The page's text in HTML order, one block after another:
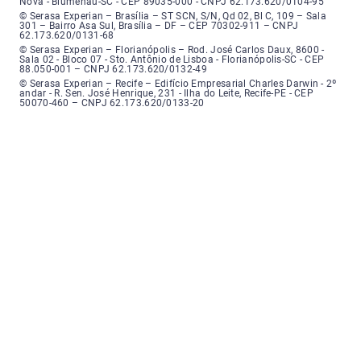
Serasa Experian - Brasília, Endereço: Setor Comercial Norte, sem
© Serasa Experian – Brasília – ST SCN, S/N, Qd 02, Bl C, 109 – Sala
301 – Bairro Asa Sul, Brasília – DF – CEP 70302-911 – CNPJ
62.173.620/0131-68
Serasa Experian - Florianópolis, Endereço: Rodovia José Carlos, número
© Serasa Experian – Florianópolis – Rod. José Carlos Daux, 8600 -
Sala 02 - Bloco 07 - Sto. Antônio de Lisboa - Florianópolis-SC - CEP
88.050-001 – CNPJ 62.173.620/0132-49
Serasa Experian - Recife, Endereço: Edifício Empresarial Charles Darwin,
© Serasa Experian – Recife – Edifício Empresarial Charles Darwin - 2º
andar - R. Sen. José Henrique, 231 - Ilha do Leite, Recife-PE - CEP
50070-460 – CNPJ 62.173.620/0133-20